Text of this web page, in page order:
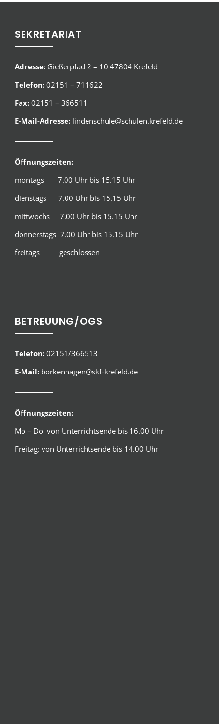
SEKRETARIAT
Adresse: Gießerpfad 2 – 10 47804 Krefeld
Telefon: 02151 – 711622
Fax: 02151 – 366511
E-Mail-Adresse: lindenschule@schulen.krefeld.de
Öffnungszeiten:
montags 7.00 Uhr bis 15.15 Uhr
dienstags 7.00 Uhr bis 15.15 Uhr
mittwochs 7.00 Uhr bis 15.15 Uhr
donnerstags 7.00 Uhr bis 15.15 Uhr
freitags geschlossen
BETREUUNG/OGS
Telefon: 02151/366513
E-Mail: borkenhagen@skf-krefeld.de
Öffnungszeiten:
Mo – Do: von Unterrichtsende bis 16.00 Uhr
Freitag: von Unterrichtsende bis 14.00 Uhr